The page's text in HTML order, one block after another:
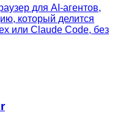
для AI-агентов,
который делится
или Claude Code, без